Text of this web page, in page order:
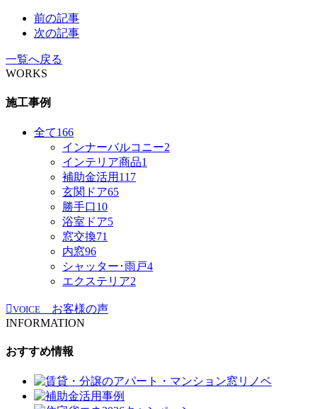
前の記事
次の記事
一覧へ戻る
WORKS
施工事例
全て166
インナーバルコニー2
インテリア商品1
補助金活用 117
玄関ドア65
勝手口10
浴室ドア5
窓交換71
内窓96
シャッター･雨戸4
エクステリア2
VOICE
お客様の声
INFORMATION
おすすめ情報